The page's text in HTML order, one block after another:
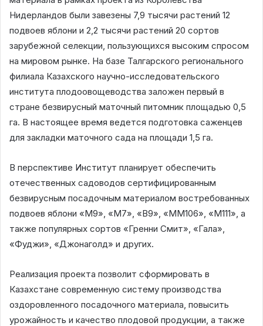
Нидерландов были завезены 7,9 тысячи растений 12
подвоев яблони и 2,2 тысячи растений 20 сортов
зарубежной селекции, пользующихся высоким спросом
на мировом рынке. На базе Талгарского регионального
филиала Казахского научно-исследовательского
института плодоовощеводства заложен первый в
стране безвирусный маточный питомник площадью 0,5
га. В настоящее время ведется подготовка саженцев
для закладки маточного сада на площади 1,5 га.
В перспективе Институт планирует обеспечить
отечественных садоводов сертифицированным
безвирусным посадочным материалом востребованных
подвоев яблони «М9», «М7», «В9», «ММ106», «М111», а
также популярных сортов «Гренни Смит», «Гала»,
«Фуджи», «Джонаголд» и других.
Реализация проекта позволит сформировать в
Казахстане современную систему производства
оздоровленного посадочного материала, повысить
урожайность и качество плодовой продукции, а также